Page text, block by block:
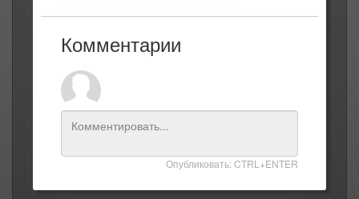
Комментарии
Опубликовать: CTRL+ENTER